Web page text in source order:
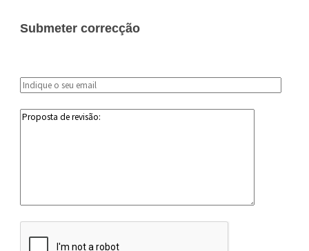
Submeter correcção